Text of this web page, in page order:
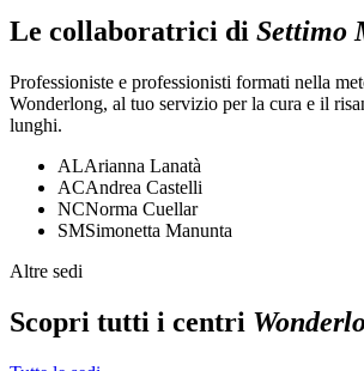
Le collaboratrici di Settimo
Professioniste e professionisti formati nella
Wonderlong, al tuo servizio per la cura e il
lunghi.
ALArianna Lanatà
ACAndrea Castelli
NCNorma Cuellar
SMSimonetta Manunta
Altre sedi
Scopri tutti i centri